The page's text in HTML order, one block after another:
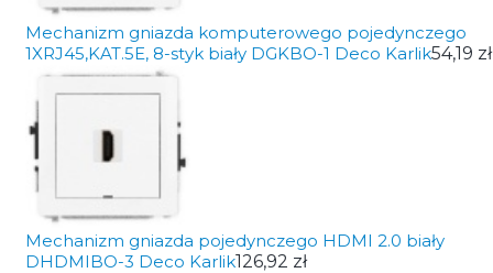
Mechanizm gniazda komputerowego pojedynczego
1XRJ45,KAT.5E, 8-styk biały DGKBO-1 Deco Karlik54,19 zł
Mechanizm gniazda pojedynczego HDMI 2.0 biały
DHDMIBO-3 Deco Karlik126,92 zł